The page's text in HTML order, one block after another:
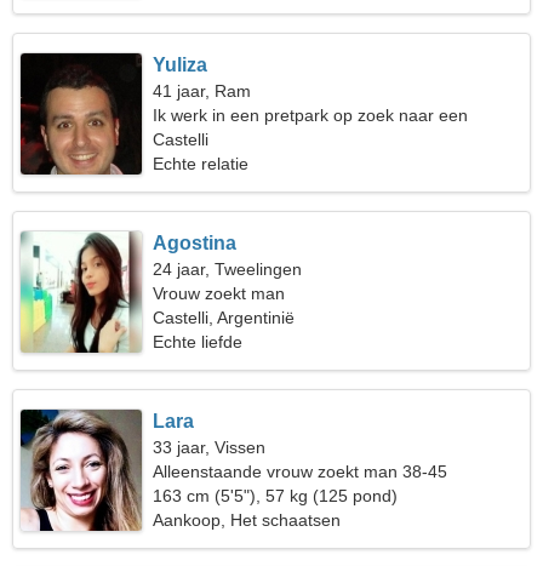
Yuliza
41 jaar, Ram
Ik werk in een pretpark op zoek naar een
romantische vrouw
Castelli
Echte relatie
Agostina
24 jaar, Tweelingen
Vrouw zoekt man
Castelli, Argentinië
Echte liefde
Lara
33 jaar, Vissen
Alleenstaande vrouw zoekt man 38-45
163 cm (5'5"), 57 kg (125 pond)
Aankoop, Het schaatsen